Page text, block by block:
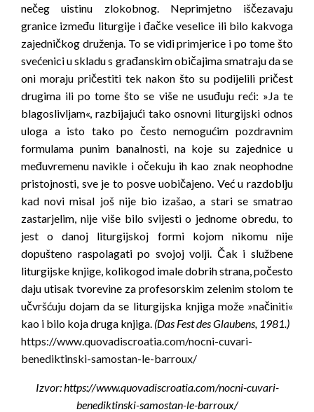
nečeg uistinu zlokobnog. Neprimjetno iščezavaju
granice između liturgije i đačke veselice ili bilo kakvoga
zajedničkog druženja. To se vidi primjerice i po tome što
svećenici u skladu s građanskim običajima smatraju da se
oni moraju pričestiti tek nakon što su podijelili pričest
drugima ili po tome što se više ne usuđuju reći: »Ja te
blagoslivljam«, razbijajući tako osnovni liturgijski odnos
uloga a isto tako po često nemogućim pozdravnim
formulama punim banalnosti, na koje su zajednice u
međuvremenu navikle i očekuju ih kao znak neophodne
pristojnosti, sve je to posve uobičajeno. Već u razdoblju
kad novi misal još nije bio izašao, a stari se smatrao
zastarjelim, nije više bilo svijesti o jednome obredu, to
jest o danoj liturgijskoj formi kojom nikomu nije
dopušteno raspolagati po svojoj volji. Čak i službene
liturgijske knjige, kolikogod imale dobrih strana, počesto
daju utisak tvorevine za profesorskim zelenim stolom te
učvršćuju dojam da se liturgijska knjiga može »načiniti«
kao i bilo koja druga knjiga. (Das Fest des Glaubens, 1981.)
https://www.quovadiscroatia.com/nocni-cuvari-
benediktinski-samostan-le-barroux/
Izvor: https://www.quovadiscroatia.com/nocni-cuvari-
benediktinski-samostan-le-barroux/